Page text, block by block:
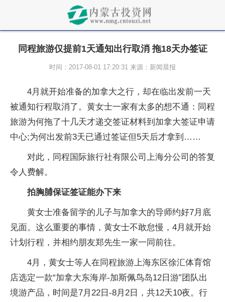
同程旅游仅提前1天通知出行取消 拖18天办签证
时间：2017-08-01 17:20:31 来源：新闻晨报
4月就开始准备的加拿大之行，却在临出发前一天
被通知行程取消了。黄女士一家有太多的想不通：同程
旅游为何拖了十几天才递交签证材料到加拿大签证申请
中心;为何出发前3天已通过签证但5天后才拿到……
对此，同程国际旅行社有限公司上海分公司的答复
令人费解。
拍胸脯保证签证能办下来
黄女士准备留学的儿子与加拿大的导师约好7月底
见面。这么重要的事情，黄女士不敢怠慢，4月就开始
计划行程，并相约朋友郑先生一家一同前往。
4月，黄女士等人在同程旅游上海东区徐汇体育馆
店选定一款“加拿大东海岸-加斯佩鸟岛12日游”团队出
境游产品，时间是7月22日-8月2日，共12天10夜。行